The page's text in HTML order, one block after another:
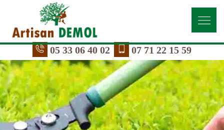
05 33 06 40 02 07 71 22 15 59